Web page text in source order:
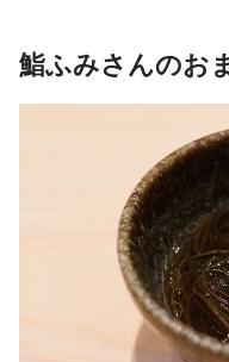
鮨ふみさんのお